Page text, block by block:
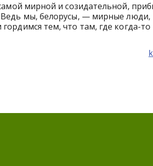
мирной и созидательной,
Ведь мы, белорусы, — мирные люди,
тем, что там, где когда-то